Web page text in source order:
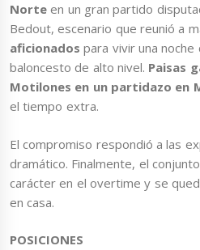
Norte en un gran partido
Bedout, escenario que reunió a
aficionados para vivir una
baloncesto de alto nivel. Paisas
Motilones en un partidazo en
el tiempo extra.
El compromiso respondió a las
dramático. Finalmente, el
carácter en el overtime y se
en casa.
POSICIONES